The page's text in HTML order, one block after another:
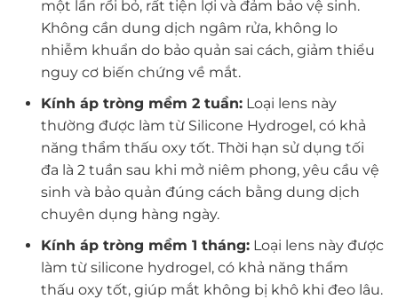
một lần rồi bỏ, rất tiện lợi và đảm bảo vệ sinh.
Không cần dung dịch ngâm rửa, không lo
nhiễm khuẩn do bảo quản sai cách, giảm thiểu
nguy cơ biến chứng về mắt.
Kính áp tròng mềm 2 tuần:Loại lens này
thường được làm từ Silicone Hydrogel, có khả
năng thẩm thấu oxy tốt. Thời hạn sử dụng tối
đa là 2 tuần sau khi mở niêm phong, yêu cầu vệ
sinh và bảo quản đúng cách bằng dung dịch
chuyên dụng hàng ngày.
Kính áp tròng mềm 1 tháng:Loại lens này được
làm từ silicone hydrogel, có khả năng thẩm
thấu oxy tốt, giúp mắt không bị khô khi đeo lâu.